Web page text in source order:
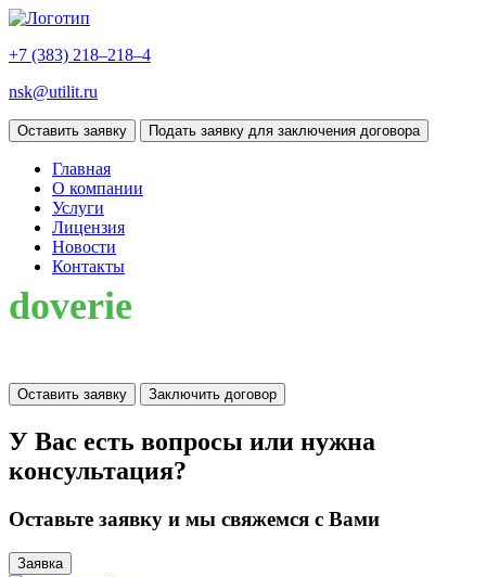
+7 (383) 218–218–4
nsk@utilit.ru
Оставить заявку Подать заявку для заключения договора
Главная
О компании
Услуги
Лицензия
Новости
Контакты
doverie
Оставить заявку Заключить договор
У Вас есть вопросы или нужна
консультация?
Оставьте заявку и мы свяжемся с Вами
Заявка